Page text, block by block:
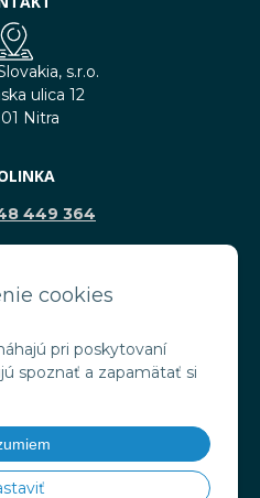
cookies
pri poskytovaní
spoznať a zapamätať si
s.r.o.
ulica 12
Nitra
449 364
O NÁKUPE
podmienky
a platba
údajov